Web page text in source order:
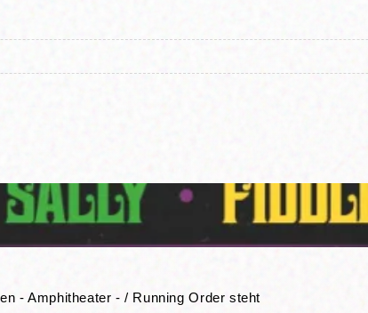
- Amphitheater - / Running Order steht